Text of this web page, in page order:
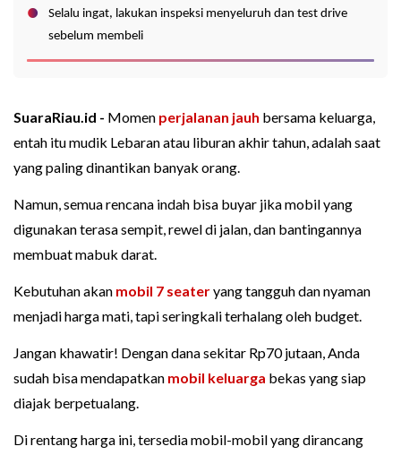
Selalu ingat, lakukan inspeksi menyeluruh dan test drive
sebelum membeli
SuaraRiau.id - Momen perjalanan jauh bersama keluarga,
entah itu mudik Lebaran atau liburan akhir tahun, adalah saat
yang paling dinantikan banyak orang.
Namun, semua rencana indah bisa buyar jika mobil yang
digunakan terasa sempit, rewel di jalan, dan bantingannya
membuat mabuk darat.
Kebutuhan akan mobil 7 seateryang tangguh dan nyaman
menjadi harga mati, tapi seringkali terhalang oleh budget.
Jangan khawatir! Dengan dana sekitar Rp70 jutaan, Anda
sudah bisa mendapatkan mobil keluarga bekas yang siap
diajak berpetualang.
Di rentang harga ini, tersedia mobil-mobil yang dirancang